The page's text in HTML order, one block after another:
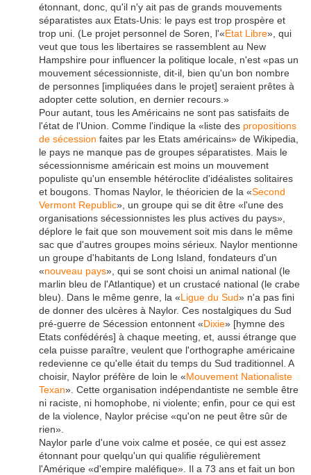
étonnant, donc, qu'il n'y ait pas de grands mouvements
séparatistes aux Etats-Unis: le pays est trop prospère et
trop uni. (Le projet personnel de Soren, l'«Etat Libre», qui
veut que tous les libertaires se rassemblent au New
Hampshire pour influencer la politique locale, n'est «pas un
mouvement sécessionniste, dit-il, bien qu'un bon nombre
de personnes [impliquées dans le projet] seraient prêtes à
adopter cette solution, en dernier recours.»
Pour autant, tous les Américains ne sont pas satisfaits de
l'état de l'Union. Comme l'indique la «liste des propositions
de sécession faites par les Etats américains» de Wikipedia,
le pays ne manque pas de groupes séparatistes. Mais le
sécessionnisme américain est moins un mouvement
populiste qu'un ensemble hétéroclite d'idéalistes solitaires
et bougons. Thomas Naylor, le théoricien de la «Second
Vermont Republic», un groupe qui se dit être «l'une des
organisations sécessionnistes les plus actives du pays»,
déplore le fait que son mouvement soit mis dans le même
sac que d'autres groupes moins sérieux. Naylor mentionne
un groupe d'habitants de Long Island, fondateurs d'un
«nouveau pays», qui se sont choisi un animal national (le
marlin bleu de l'Atlantique) et un crustacé national (le crabe
bleu). Dans le même genre, la «Ligue du Sud» n'a pas fini
de donner des ulcères à Naylor. Ces nostalgiques du Sud
pré-guerre de Sécession entonnent «Dixie» [hymne des
Etats confédérés] à chaque meeting, et, aussi étrange que
cela puisse paraître, veulent que l'orthographe américaine
redevienne ce qu'elle était du temps du Sud traditionnel. A
choisir, Naylor préfère de loin le «Mouvement Nationaliste
Texan». Cette organisation indépendantiste ne semble être
ni raciste, ni homophobe, ni violente; enfin, pour ce qui est
de la violence, Naylor précise «qu'on ne peut être sûr de
rien».
Naylor parle d'une voix calme et posée, ce qui est assez
étonnant pour quelqu'un qui qualifie régulièrement
l'Amérique «d'empire maléfique». Il a 73 ans et fait un bon